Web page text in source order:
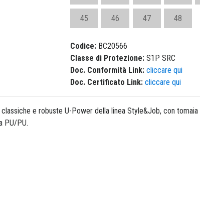
45 46 47 48
Codice: BC20566
Classe di Protezione: S1P SRC
Doc. Conformità Link: cliccare qui
Doc. Certificato Link: cliccare qui
e robuste U-Power della linea Style&Job, con
PU/PU.